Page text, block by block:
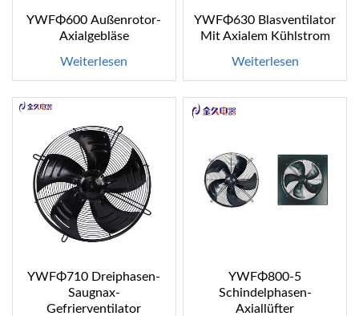
YWFΦ600 Außenrotor-
Axialgebläse
Weiterlesen
YWFΦ630 Blasventilator
Mit Axialem Kühlstrom
Weiterlesen
YWFΦ710 Dreiphasen-
Saugnax-
Gefrierventilator
YWFΦ800-5
Schindelphasen-
Axiallüfter